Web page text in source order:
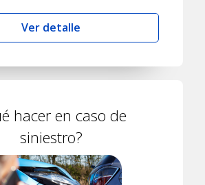
Ver detalle
hacer en caso de
siniestro?